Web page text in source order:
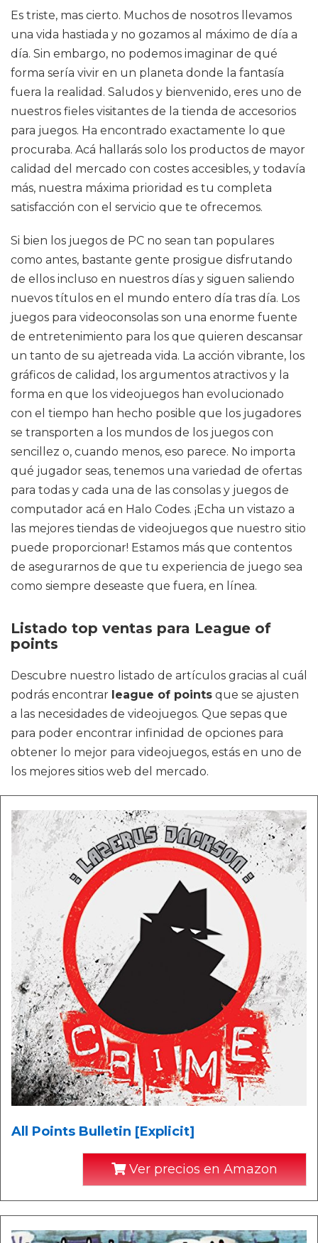
Es triste, mas cierto. Muchos de nosotros llevamos
una vida hastiada y no gozamos al máximo de día a
día. Sin embargo, no podemos imaginar de qué
forma sería vivir en un planeta donde la fantasía
fuera la realidad. Saludos y bienvenido, eres uno de
nuestros fieles visitantes de la tienda de accesorios
para juegos. Ha encontrado exactamente lo que
procuraba. Acá hallarás solo los productos de mayor
calidad del mercado con costes accesibles, y todavía
más, nuestra máxima prioridad es tu completa
satisfacción con el servicio que te ofrecemos.
Si bien los juegos de PC no sean tan populares
como antes, bastante gente prosigue disfrutando
de ellos incluso en nuestros días y siguen saliendo
nuevos títulos en el mundo entero día tras día. Los
juegos para videoconsolas son una enorme fuente
de entretenimiento para los que quieren descansar
un tanto de su ajetreada vida. La acción vibrante, los
gráficos de calidad, los argumentos atractivos y la
forma en que los videojuegos han evolucionado
con el tiempo han hecho posible que los jugadores
se transporten a los mundos de los juegos con
sencillez o, cuando menos, eso parece. No importa
qué jugador seas, tenemos una variedad de ofertas
para todas y cada una de las consolas y juegos de
computador acá en Halo Codes. ¡Echa un vistazo a
las mejores tiendas de videojuegos que nuestro sitio
puede proporcionar! Estamos más que contentos
de asegurarnos de que tu experiencia de juego sea
como siempre deseaste que fuera, en línea.
Listado top ventas para League of
points
Descubre nuestro listado de artículos gracias al cuál
podrás encontrar league of points que se ajusten
a las necesidades de videojuegos. Que sepas que
para poder encontrar infinidad de opciones para
obtener lo mejor para videojuegos, estás en uno de
los mejores sitios web del mercado.
All Points Bulletin [Explicit]
Ver precios en Amazon